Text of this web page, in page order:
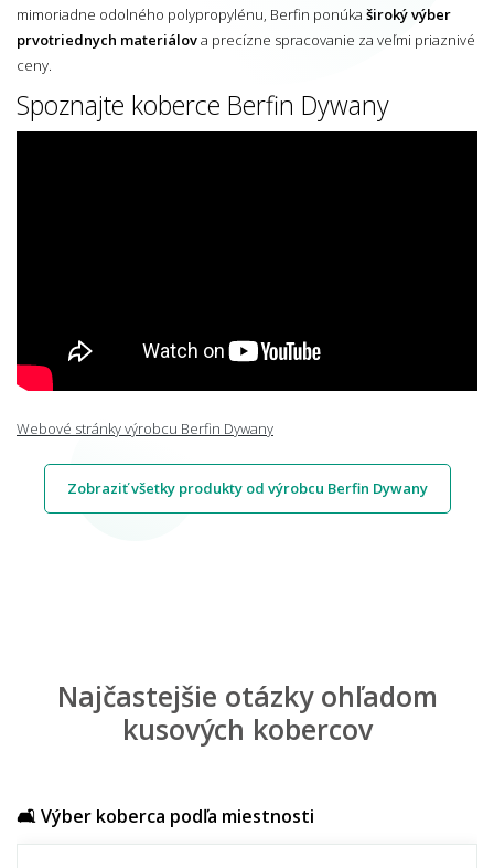
mimoriadne odolného polypropylénu, Berfin ponúka široký výber
prvotriednych materiálova precízne spracovanie za veľmi priaznivé
ceny.
Spoznajte koberce Berfin Dywany
Webové stránky výrobcu Berfin Dywany
Zobraziť všetky produkty od výrobcu Berfin Dywany
Najčastejšie otázky ohľadom
kusových kobercov
🛋️ Výber koberca podľa miestnosti